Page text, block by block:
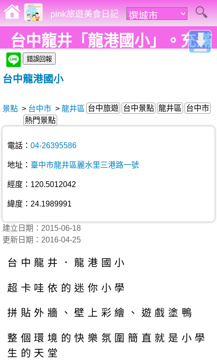
pink旅遊美食日記
台中龍井「龍港國小」。充滿
童趣的彩繪及拼貼，超可愛!
台中龍港國小
景點 > 台中市 > 龍井區 台中旅遊 台中景點 龍井區
台中市
熱門景點
電話： 04-26395586
地址： 臺中市龍井區麗水里三港路一號
經度：120.5012042
緯度：24.1989991
建立日期：2015-06-18
更新日期：2016-04-25
台中龍井．龍港國小
超卡哇依的迷你小學
拼貼外牆、壁上彩繪、遊戲塗鴨
整個環境的快樂氛圍簡直就是小學
生的天堂